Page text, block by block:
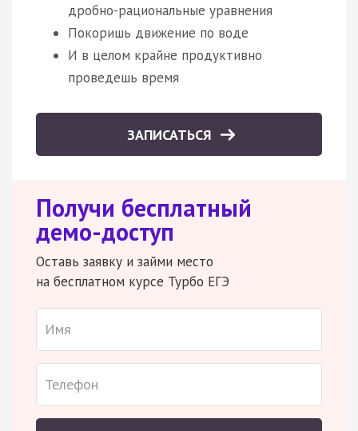
дробно-рациональные уравнения
Покоришь движение по воде
И в целом крайне продуктивно
проведешь время
ЗАПИСАТЬСЯ
Получи бесплатный
демо-доступ
Оставь заявку и займи место
на бесплатном курсе Турбо ЕГЭ